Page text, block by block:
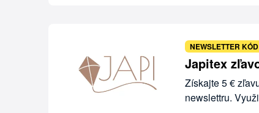
NEWSLETTER KÓD
Japitex
Získajte 5 €
newslettru.